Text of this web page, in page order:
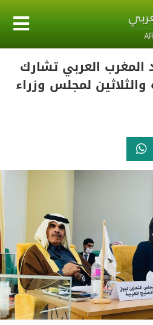
المغرب العربي تشارك
لمجلس وزراء